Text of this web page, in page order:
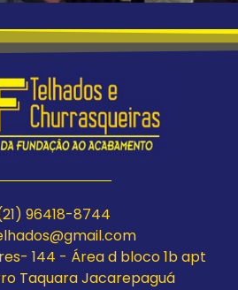
96418-8744
144 - Área d bloco 1b apt
Taquara Jacarepaguá